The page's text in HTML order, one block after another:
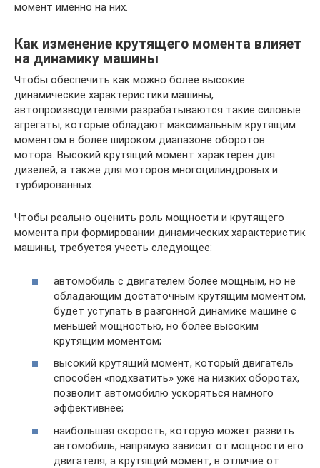
момент именно на них.
Как изменение крутящего момента влияет
на динамику машины
Чтобы обеспечить как можно более высокие
динамические характеристики машины,
автопроизводителями разрабатываются такие силовые
агрегаты, которые обладают максимальным крутящим
моментом в более широком диапазоне оборотов
мотора. Высокий крутящий момент характерен для
дизелей, а также для моторов многоцилиндровых и
турбированных.
Чтобы реально оценить роль мощности и крутящего
момента при формировании динамических характеристик
машины, требуется учесть следующее:
автомобиль с двигателем более мощным, но не
обладающим достаточным крутящим моментом,
будет уступать в разгонной динамике машине с
меньшей мощностью, но более высоким
крутящим моментом;
высокий крутящий момент, который двигатель
способен «подхватить» уже на низких оборотах,
позволит автомобилю ускоряться намного
эффективнее;
наибольшая скорость, которую может развить
автомобиль, напрямую зависит от мощности его
двигателя, а крутящий момент, в отличие от